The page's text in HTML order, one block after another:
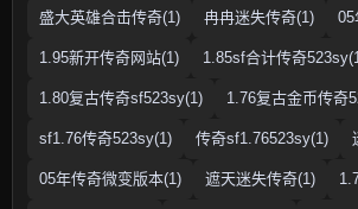
盛大英雄合击传奇(1) 冉冉迷失传奇(1) 05
1.95新开传奇网站(1) 1.85sf合计传奇
1.80复古传奇sf523sy(1) 1.76复古金币传奇
sf1.76传奇523sy(1) 传奇sf1.76523sy(1)
05年传奇微变版本(1) 遮天迷失传奇(1)